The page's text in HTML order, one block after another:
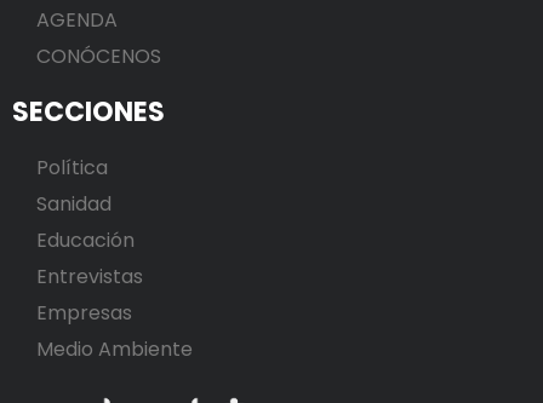
AGENDA
CONÓCENOS
SECCIONES
Política
Sanidad
Educación
Entrevistas
Empresas
Medio Ambiente